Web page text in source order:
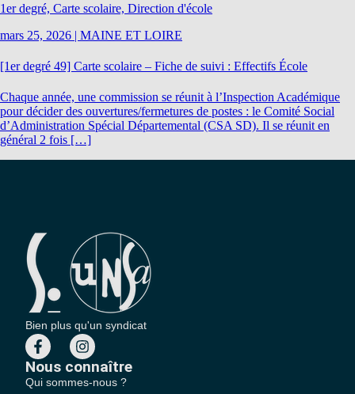
1er degré, Carte scolaire, Direction d'école
mars 25, 2026 | MAINE ET LOIRE
[1er degré 49] Carte scolaire – Fiche de suivi : Effectifs École
Chaque année, une commission se réunit à l’Inspection Académique
pour décider des ouvertures/fermetures de postes : le Comité Social
d’Administration Spécial Départemental (CSA SD). Il se réunit en
général 2 fois […]
Bien plus qu'un syndicat
Nous connaître
Qui sommes-nous ?